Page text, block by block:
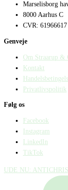
Marselisborg
8000 Aarhus C
CVR: 61966617
Genveje
Om Straarup &
Kontakt
Privatlivspolitik
Følg os
Facebook
Instagram
LinkedIn
TikTok
UDE NU: